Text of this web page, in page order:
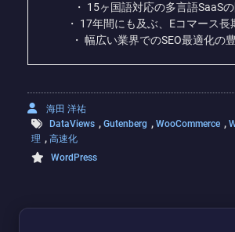
・ 15ヶ国語対応の多言語SaaS
・ 17年間にも及ぶ、Eコマース長
・ 幅広い業界でのSEO最適化の
海田 洋祐
DataViews , Gutenberg , WooCommerce ,
理 , 高速化
WordPress